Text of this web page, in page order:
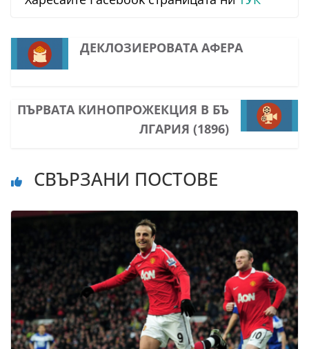
ДЕКЛОЗИЕРОВАТА АФЕРА
ПЪРВАТА КИНОПРОЖЕКЦИЯ В БЪ
ЛГАРИЯ (1896)
СВЪРЗАНИ ПОСТОВЕ